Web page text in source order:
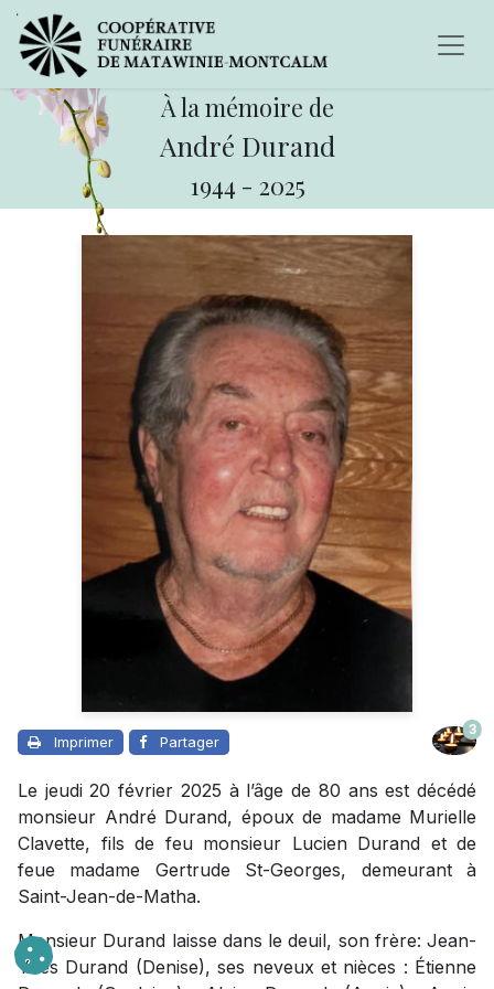
À la mémoire de
André Durand
1944 - 2025
Imprimer Partager
3
Le jeudi 20 février 2025 à l’âge de 80 ans est décédé
monsieur André Durand, époux de madame Murielle
Clavette, fils de feu monsieur Lucien Durand et de
feue madame Gertrude St-Georges, demeurant à
Saint-Jean-de-Matha.
Monsieur Durand laisse dans le deuil, son frère: Jean-
Yves Durand (Denise), ses neveux et nièces : Étienne